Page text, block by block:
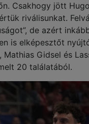
Csakhogy jött
riválisunkat.
de azért
is elképesztőt
Gidsel és
20 találatából.